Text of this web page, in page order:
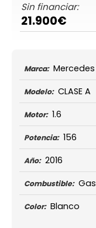
Sin financiar:
21.900€
Marca: Mercedes
Modelo: CLASE A
Motor: 1.6
Potencia: 156
Año: 2016
Combustible:
Color: Blanco